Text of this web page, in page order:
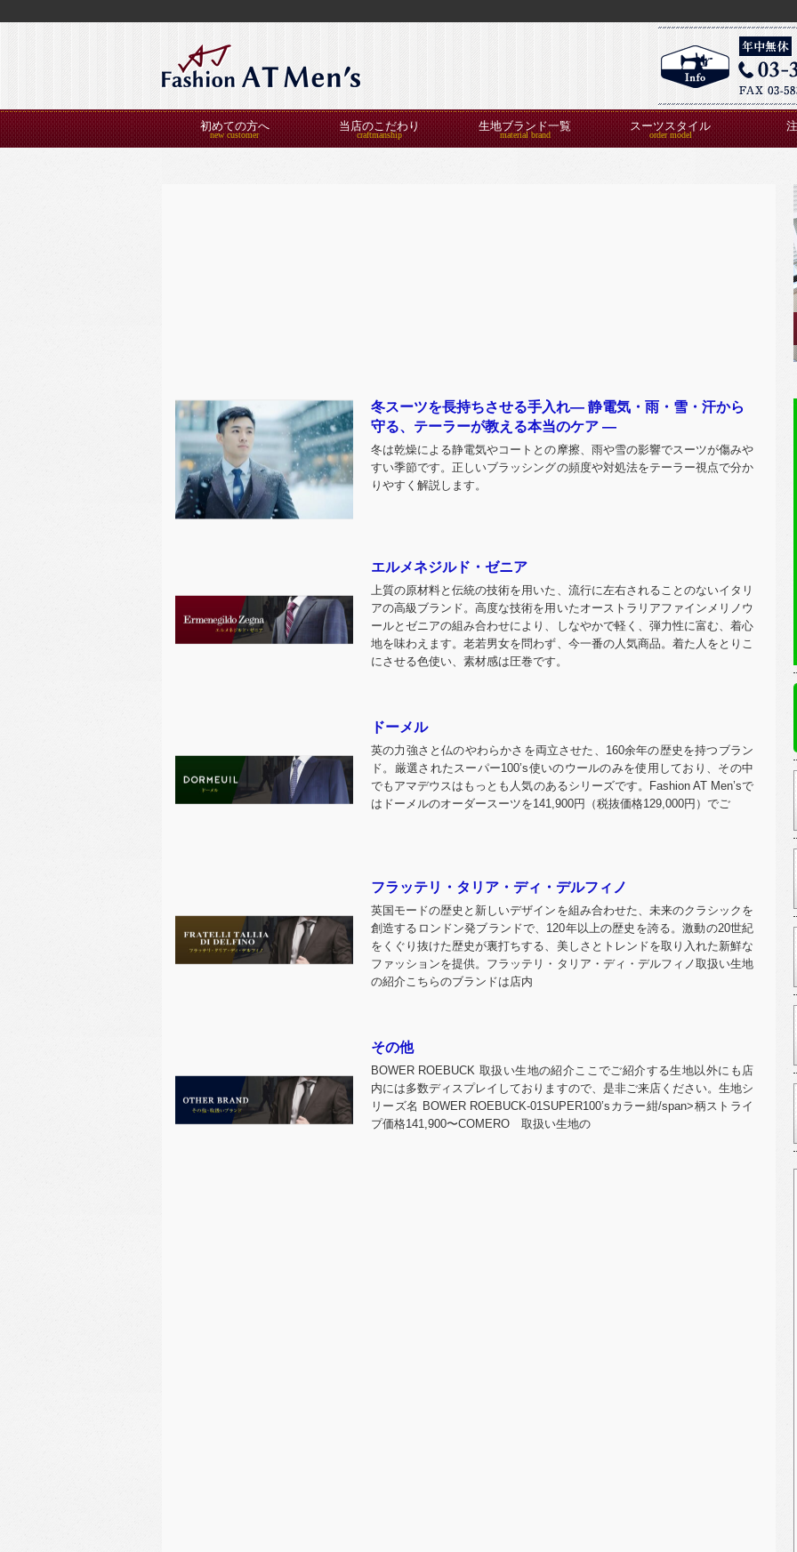
初めての方へ 当店のこだわり 生地ブランド一覧 スーツスタイル
冬スーツを長持ちさせる手入れ― 静電気・雨・雪・汗から
守る、テーラーが教える本当のケア ―
冬は乾燥による静電気やコートとの摩擦、雨や雪の影響でスーツが傷みや
すい季節です。正しいブラッシングの頻度や対処法をテーラー視点で分か
りやすく解説します。
エルメネジルド・ゼニア
上質の原材料と伝統の技術を用いた、流行に左右されることのないイタリ
アの高級ブランド。高度な技術を用いたオーストラリアファインメリノウ
ールとゼニアの組み合わせにより、しなやかで軽く、弾力性に富む、着心
地を味わえます。老若男女を問わず、今一番の人気商品。着た人をとりこ
にさせる色使い、素材感は圧巻です。
ドーメル
英の力強さと仏のやわらかさを両立させた、160余年の歴史を持つブラン
ド。厳選されたスーパー100’s使いのウールのみを使用しており、その中
でもアマデウスはもっとも人気のあるシリーズです。Fashion AT Men’sで
はドーメルのオーダースーツを141,900円（税抜価格129,000円）でご
フラッテリ・タリア・ディ・デルフィノ
英国モードの歴史と新しいデザインを組み合わせた、未来のクラシックを
創造するロンドン発ブランドで、120年以上の歴史を誇る。激動の20世紀
をくぐり抜けた歴史が裏打ちする、美しさとトレンドを取り入れた新鮮な
ファッションを提供。フラッテリ・タリア・ディ・デルフィノ取扱い生地
の紹介こちらのブランドは店内
その他
BOWER ROEBUCK 取扱い生地の紹介ここでご紹介する生地以外にも店
内には多数ディスプレイしておりますので、是非ご来店ください。生地シ
リーズ名 BOWER ROEBUCK-01SUPER100’sカラー紺/span>柄ストライ
プ価格141,900〜COMERO 取扱い生地の